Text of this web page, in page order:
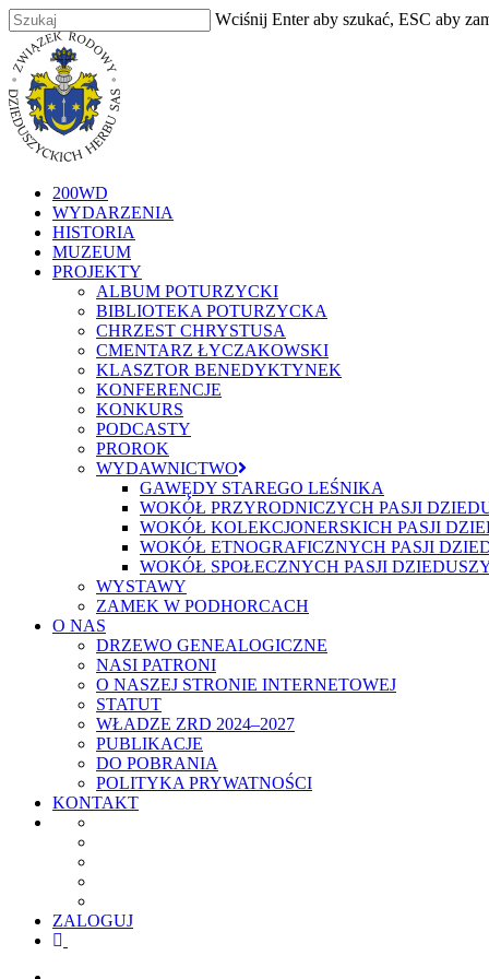
Skip
to
main
content
Wciśnij Enter aby szukać, ESC aby
Zamknij
szukaj
Menu
200WD
WYDARZENIA
HISTORIA
MUZEUM
PROJEKTY
ALBUM POTURZYCKI
BIBLIOTEKA POTURZYCKA
CHRZEST CHRYSTUSA
CMENTARZ ŁYCZAKOWSKI
KLASZTOR BENEDYKTYNEK
KONFERENCJE
KONKURS
PODCASTY
PROROK
WYDAWNICTWO
GAWĘDY STAREGO LEŚNIKA
WOKÓŁ PRZYRODNICZYCH PASJI
WOKÓŁ KOLEKCJONERSKICH PASJI
WOKÓŁ ETNOGRAFICZNYCH PASJI
WOKÓŁ SPOŁECZNYCH PASJI
WYSTAWY
ZAMEK W PODHORCACH
O NAS
DRZEWO GENEALOGICZNE
NASI PATRONI
O NASZEJ STRONIE INTERNETOWEJ
STATUT
WŁADZE ZRD 2024–2027
PUBLIKACJE
DO POBRANIA
POLITYKA PRYWATNOŚCI
KONTAKT
ZALOGUJ
facebook